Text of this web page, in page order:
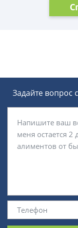
Задайте вопрос